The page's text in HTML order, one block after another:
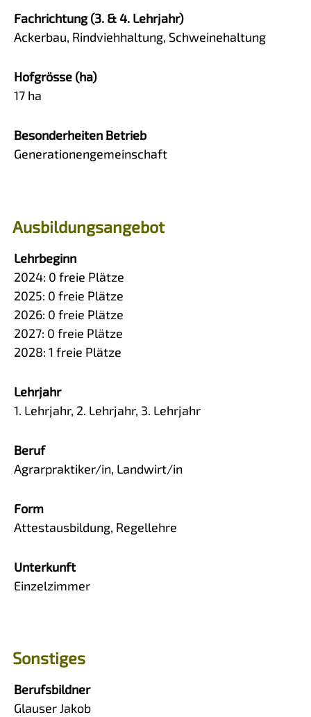
Fachrichtung (3. & 4. Lehrjahr)
Ackerbau, Rindviehhaltung, Schweinehaltung
Hofgrösse (ha)
17 ha
Besonderheiten Betrieb
Generationengemeinschaft
Ausbildungsangebot
Lehrbeginn
2024: 0 freie Plätze
2025: 0 freie Plätze
2026: 0 freie Plätze
2027: 0 freie Plätze
2028: 1 freie Plätze
Lehrjahr
1. Lehrjahr, 2. Lehrjahr, 3. Lehrjahr
Beruf
Agrarpraktiker/in, Landwirt/in
Form
Attestausbildung, Regellehre
Unterkunft
Einzelzimmer
Sonstiges
Berufsbildner
Glauser Jakob